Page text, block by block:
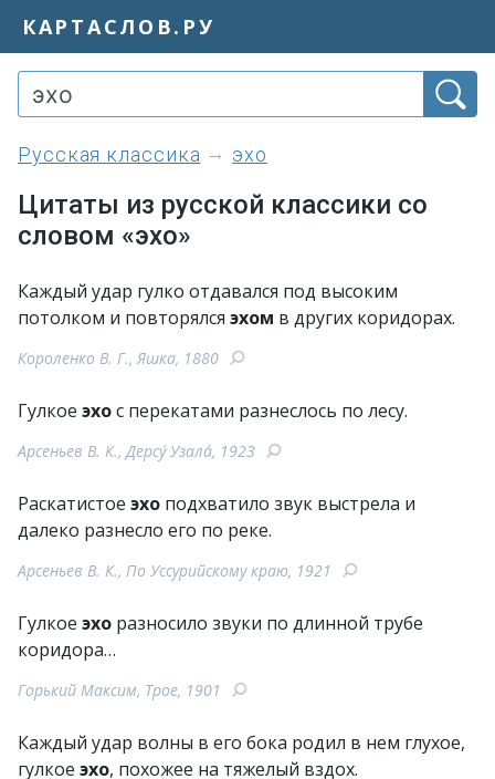
КАРТАСЛОВ.РУ
Русская классика эхо
Цитаты из русской классики со
словом «эхо»
Каждый удар гулко отдавался под высоким
потолком и повторялся эхом в других коридорах.
Короленко В. Г., Яшка, 1880
Гулкое эхос перекатами разнеслось по лесу.
Арсеньев В. К., Дерсу́ Узала́, 1923
Раскатистое эхо подхватило звук выстрела и
далеко разнесло его по реке.
Арсеньев В. К., По Уссурийскому краю, 1921
Гулкое эхо разносило звуки по длинной трубе
коридора…
Горький Максим, Трое, 1901
Каждый удар волны в его бока родил в нем глухое,
гулкое эхо, похожее на тяжелый вздох.